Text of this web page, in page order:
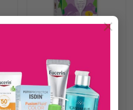
×
EVACOPA – COPA
MENSTRUAL TALLE 3
$23.913,36
AÑADIR AL CARRITO